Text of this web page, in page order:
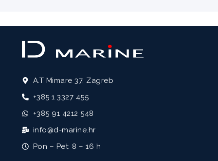
A.T Mimare 37, Zagreb
+385 1 3327 455
+385 91 4212 548
info@d-marine.hr
Pon – Pet: 8 – 16 h